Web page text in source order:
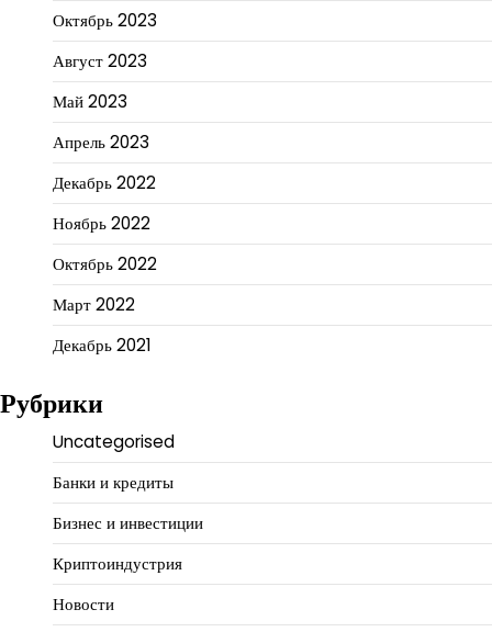
Октябрь 2023
Август 2023
Май 2023
Апрель 2023
Декабрь 2022
Ноябрь 2022
Октябрь 2022
Март 2022
Декабрь 2021
Рубрики
Uncategorised
Банки и кредиты
Бизнес и инвестиции
Криптоиндустрия
Новости